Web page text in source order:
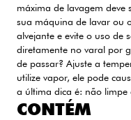
máxima de lavagem deve
sua máquina de lavar ou
alvejante e evite o uso de
diretamente no varal por
de passar? Ajuste a
utilize vapor, ele pode
a última dica é: não limpe
CONTÉM